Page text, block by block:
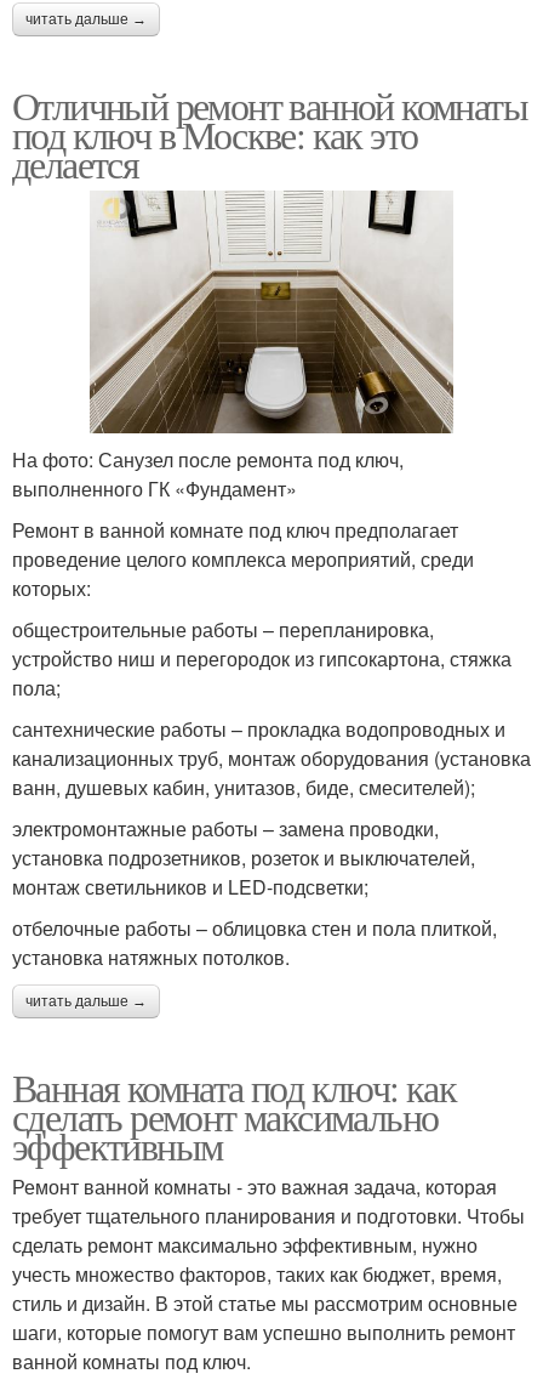
читать дальше →
Отличный ремонт ванной комнаты
под ключ в Москве: как это
делается
На фото: Санузел после ремонта под ключ,
выполненного ГК «Фундамент»
Ремонт в ванной комнате под ключ предполагает
проведение целого комплекса мероприятий, среди
которых:
общестроительные работы – перепланировка,
устройство ниш и перегородок из гипсокартона, стяжка
пола;
сантехнические работы – прокладка водопроводных и
канализационных труб, монтаж оборудования (установка
ванн, душевых кабин, унитазов, биде, смесителей);
электромонтажные работы – замена проводки,
установка подрозетников, розеток и выключателей,
монтаж светильников и LED-подсветки;
отбелочные работы – облицовка стен и пола плиткой,
установка натяжных потолков.
читать дальше →
Ванная комната под ключ: как
сделать ремонт максимально
эффективным
Ремонт ванной комнаты - это важная задача, которая
требует тщательного планирования и подготовки. Чтобы
сделать ремонт максимально эффективным, нужно
учесть множество факторов, таких как бюджет, время,
стиль и дизайн. В этой статье мы рассмотрим основные
шаги, которые помогут вам успешно выполнить ремонт
ванной комнаты под ключ.